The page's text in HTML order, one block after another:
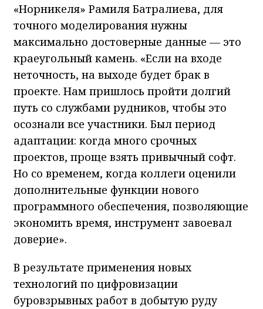
«Норникеля» Рамиля Батралиева, для
точного моделирования нужны
максимально достоверные данные — это
краеугольный камень. «Если на входе
неточность, на выходе будет брак в
проекте. Нам пришлось пройти долгий
путь со службами рудников, чтобы это
осознали все участники. Был период
адаптации: когда много срочных
проектов, проще взять привычный софт.
Но со временем, когда коллеги оценили
дополнительные функции нового
программного обеспечения, позволяющие
экономить время, инструмент завоевал
доверие».
В результате применения новых
технологий по цифровизации
буровзрывных работ в добытую руду